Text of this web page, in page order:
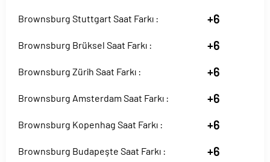
Brownsburg Stuttgart Saat Farkı : +6
Brownsburg Brüksel Saat Farkı : +6
Brownsburg Zürih Saat Farkı : +6
Brownsburg Amsterdam Saat Farkı : +6
Brownsburg Kopenhag Saat Farkı : +6
Brownsburg Budapeşte Saat Farkı : +6